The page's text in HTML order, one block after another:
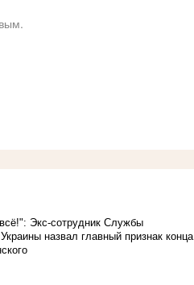
Экс-сотрудник Службы
назвал главный признак конца